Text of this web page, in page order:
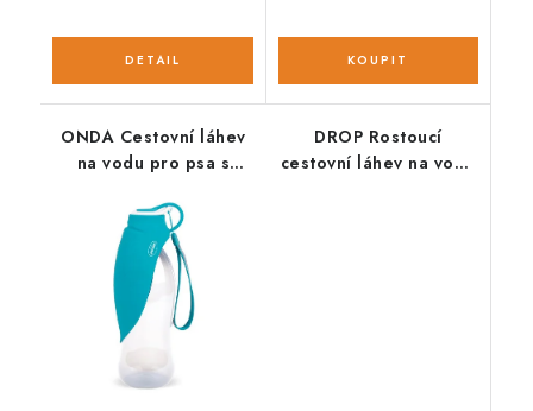
ONDA Cestovní láhev
na vodu pro psa s
DROP Rostoucí
cestovní láhev na vodu